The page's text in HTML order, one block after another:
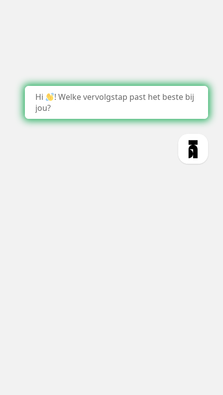
Hi
! Welke vervolgstap past het beste bij
jou?